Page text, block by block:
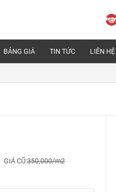
BẢNG GIÁ TIN TỨC LIÊN HỆ
GIÁ CŨ:350,000/m2